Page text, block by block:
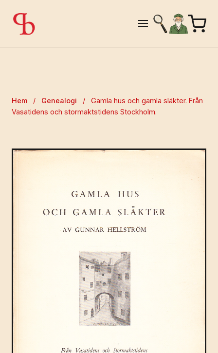
Hem / Genealogi /
Gamla hus och gamla släkter. Från
Vasatidens och stormaktstidens Stockholm.